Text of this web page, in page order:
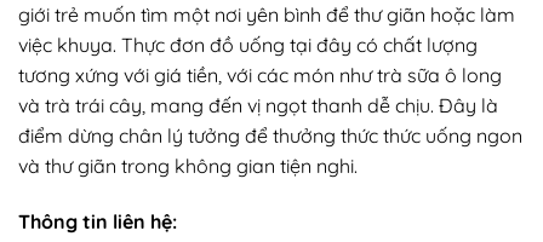
giới trẻ muốn tìm một nơi yên bình để thư giãn hoặc làm
việc khuya. Thực đơn đồ uống tại đây có chất lượng
tương xứng với giá tiền, với các món như trà sữa ô long
và trà trái cây, mang đến vị ngọt thanh dễ chịu. Đây là
điểm dừng chân lý tưởng để thưởng thức thức uống ngon
và thư giãn trong không gian tiện nghi.
Thông tin liên hệ: